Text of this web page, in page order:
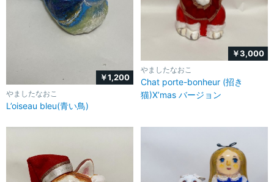
￥1,200
やましたなおこ
L’oiseau bleu(青い鳥)
￥3,000
やましたなおこ
Chat porte-bonheur (招き
猫)X’mas バージョン